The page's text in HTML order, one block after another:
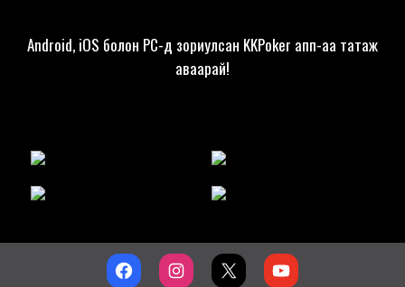
Android, iOS болон PC-д зориулсан KKPoker апп-аа татаж
аваарай!